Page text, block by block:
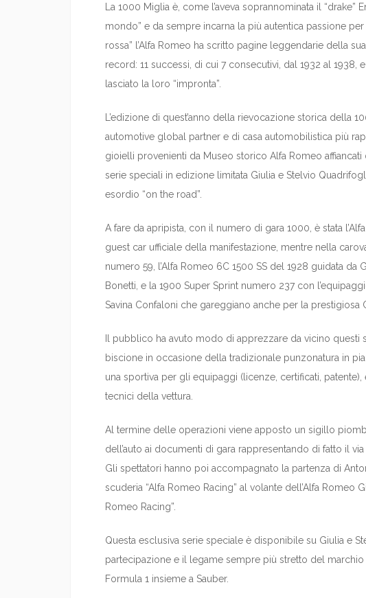
La 1000 Miglia è, come l’aveva soprannominata il “drake”
mondo” e da sempre incarna la più autentica passione
rossa” l’Alfa Romeo ha scritto pagine leggendarie della
record: 11 successi, di cui 7 consecutivi, dal 1932 al
lasciato la loro “impronta”.
L’edizione di quest’anno della rievocazione storica della
automotive global partner e di casa automobilistica più
gioielli provenienti da Museo storico Alfa Romeo
serie speciali in edizione limitata Giulia e Stelvio
esordio “on the road”.
A fare da apripista, con il numero di gara 1000, è stata
guest car ufficiale della manifestazione, mentre nella
numero 59, l’Alfa Romeo 6C 1500 SS del 1928 guidata
Bonetti, e la 1900 Super Sprint numero 237 con
Savina Confaloni che gareggiano anche per la prestigiosa
Il pubblico ha avuto modo di apprezzare da vicino questi
biscione in occasione della tradizionale punzonatura in
una sportiva per gli equipaggi (licenze, certificati,
tecnici della vettura.
Al termine delle operazioni viene apposto un sigillo
dell’auto ai documenti di gara rappresentando di fatto il
Gli spettatori hanno poi accompagnato la partenza di
scuderia “Alfa Romeo Racing” al volante dell’Alfa Romeo
Romeo Racing”.
Questa esclusiva serie speciale è disponibile su Giulia e
partecipazione e il legame sempre più stretto del
Formula 1 insieme a Sauber.